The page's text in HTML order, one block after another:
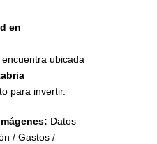
en
ubicada
para invertir.
Datos
/ Gastos /